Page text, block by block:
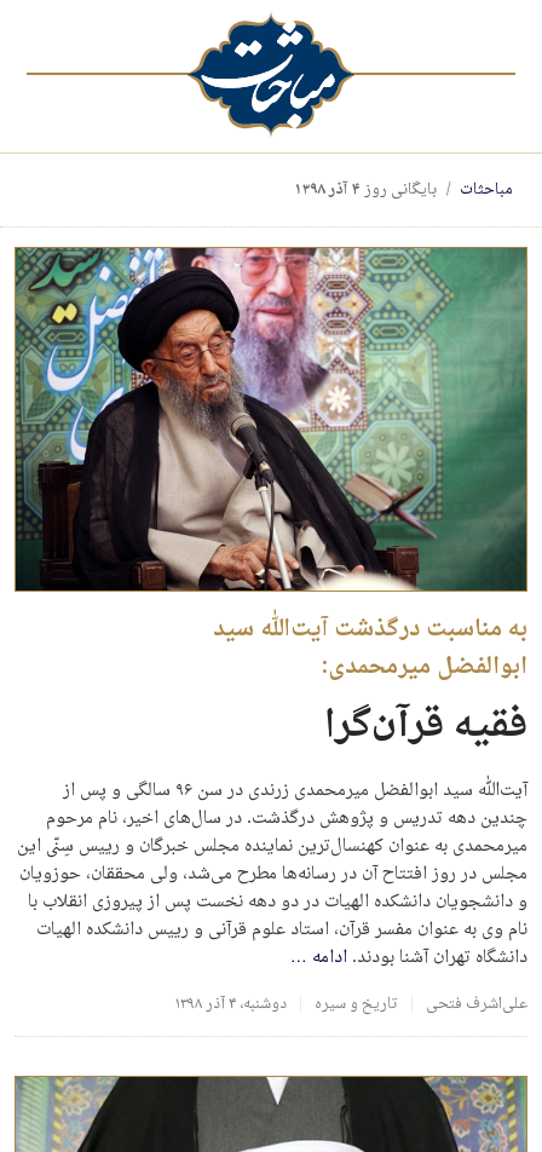
مباحثات بایگانی روز۴ آذر ۱۳۹۸
به مناسبت درگذشت آیت‌الله سید
ابوالفضل میرمحمدی:
فقیه قرآن‌گرا
آیت‌الله سید ابوالفضل میرمحمدی زرندی در سن ۹۶ سالگی و پس از
چندین دهه تدریس و پژوهش درگذشت. در سال‌های اخیر، نام مرحوم
میرمحمدی به عنوان کهنسال‌ترین نماینده مجلس خبرگان و رییس سِنّی این
مجلس در روز افتتاح آن در رسانه‌ها مطرح می‌شد، ولی محققان، حوزویان
و دانشجویان دانشکده الهیات در دو دهه نخست پس از پیروزی انقلاب با
نام وی به عنوان مفسر قرآن، استاد علوم قرآنی و رییس دانشکده الهیات
دانشگاه تهران آشنا بودند.ادامه …
علی‌اشرف فتحی تاریخ و سیره دوشنبه، ۴ آذر ۱۳۹۸